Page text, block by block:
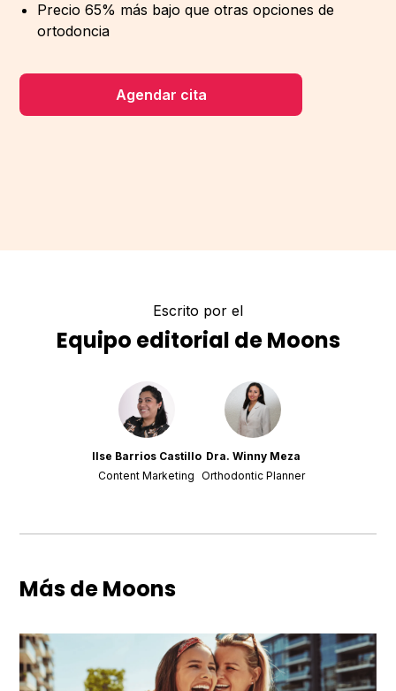
Precio 65% más bajo que otras opciones de
ortodoncia
Agendar cita
Escrito por el
Equipo editorial de Moons
Ilse Barrios Castillo
Content Marketing
Dra. Winny Meza
Orthodontic Planner
Más de Moons